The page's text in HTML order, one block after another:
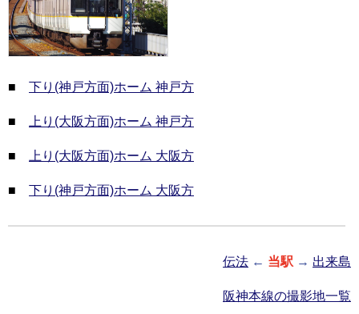
■ 下り(神戸方面)ホーム 神戸方
■ 上り(大阪方面)ホーム 神戸方
■ 上り(大阪方面)ホーム 大阪方
■ 下り(神戸方面)ホーム 大阪方
伝法 ← 当駅 → 出来島
阪神本線の撮影地一覧